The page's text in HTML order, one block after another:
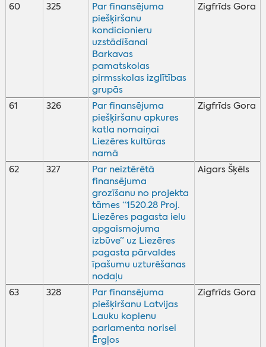
60 325
Par finansējuma
piešķiršanu
kondicionieru
uzstādīšanai
Barkavas
pamatskolas
pirmsskolas izglītības
grupās
Zigfrīds Gora
61 326
Par finansējuma
piešķiršanu apkures
katla nomaiņai
Liezēres kultūras
namā
Zigfrīds Gora
62 327
Par neiztērētā
finansējuma
grozīšanu no projekta
tāmes “1520.28 Proj.
Liezēres pagasta ielu
apgaismojuma
izbūve” uz Liezēres
pagasta pārvaldes
īpašumu uzturēšanas
nodaļu
Aigars Šķēls
63 328
Par finansējuma
piešķiršanu Latvijas
Lauku kopienu
parlamenta norisei
Ērgļos
Zigfrīds Gora